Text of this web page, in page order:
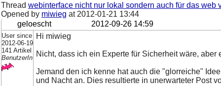
Thread webinterface nicht nur lokal sondern auch für das web
Opened by miwieg at 2012-01-21 13:44
geloescht
2012-09-26 14:59
User since
2012-06-19
141 Artikel
BenutzerIn
Hi miwieg
Nicht, dass ich ein Experte für Sicherheit wäre,
Jemand den ich kenne hat auch die "glorreiche"
und Nacht an. Dies resultierte in unerwarteter Post